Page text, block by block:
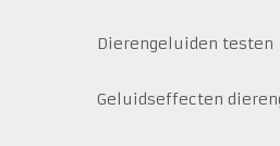
Dierengeluiden testen
Geluidseffecten